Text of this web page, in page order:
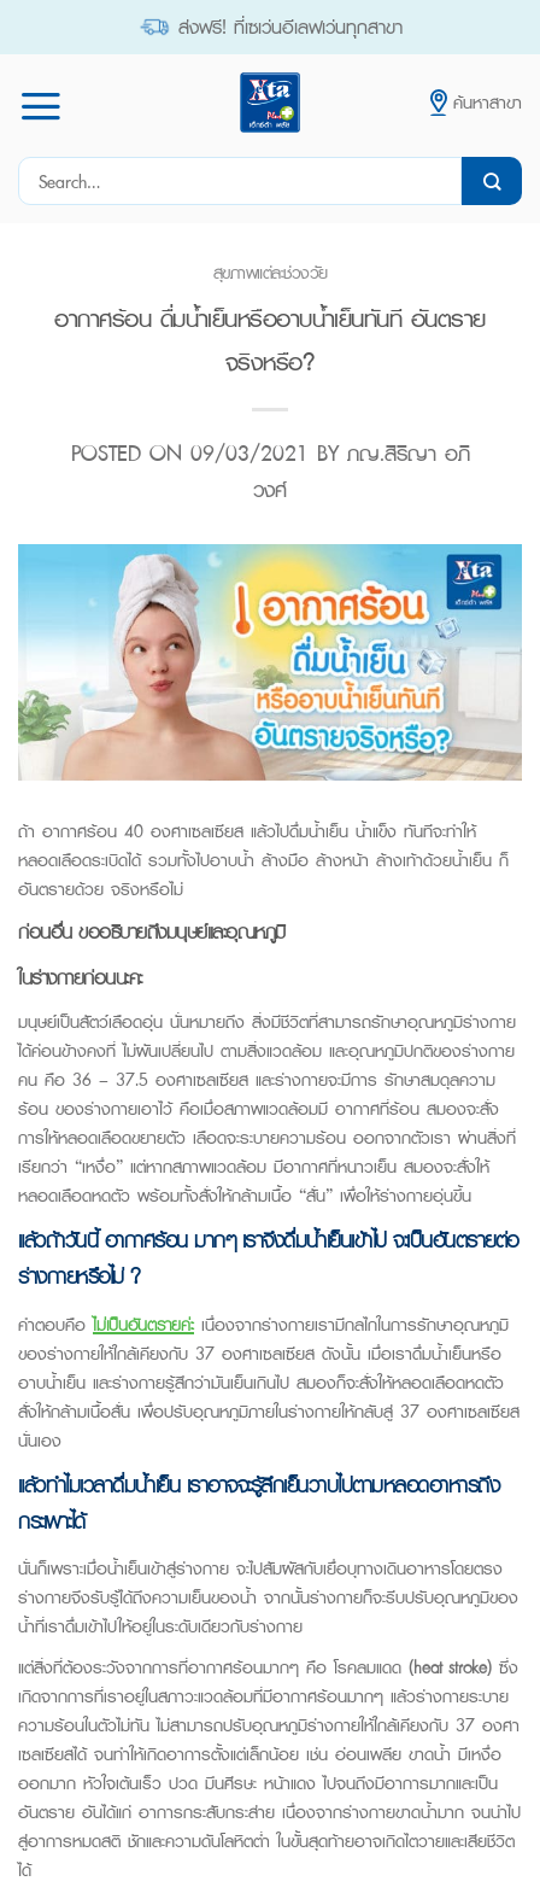
ส่งฟรี! ที่เซเว่นอีเลฟเว่นทุกสาขา
ค้นหาสาขา
Search
สุขภาพแต่ละช่วงวัย
อากาศร้อน ดื่มน้ำเย็นหรืออาบน้ำเย็นทันที อันตราย
จริงหรือ?
POSTED ON 09/03/2021 BYภญ.สิริญา อภิ
วงศ์
ถ้า อากาศร้อน 40 องศาเซลเซียส แล้วไปดื่มน้ำเย็น น้ำแข็ง ทันทีจะทำให้
หลอดเลือดระเบิดได้ รวมทั้งไปอาบน้ำ ล้างมือ ล้างหน้า ล้างเท้าด้วยน้ำเย็น ก็
อันตรายด้วย จริงหรือไม่
ก่อนอื่น ขออธิบายถึงมนุษย์และอุณหภูมิ
ในร่างกายก่อนนะคะ
มนุษย์เป็นสัตว์เลือดอุ่น นั่นหมายถึง สิ่งมีชีวิตที่สามารถรักษาอุณหภูมิร่างกาย
ได้ค่อนข้างคงที่ ไม่ผันเปลี่ยนไป ตามสิ่งแวดล้อม และอุณหภูมิปกติของร่างกาย
คน คือ 36 – 37.5 องศาเซลเซียส และร่างกายจะมีการ รักษาสมดุลความ
ร้อน ของร่างกายเอาไว้ คือเมื่อสภาพแวดล้อมมี อากาศที่ร้อน สมองจะสั่ง
การให้หลอดเลือดขยายตัว เลือดจะระบายความร้อน ออกจากตัวเรา ผ่านสิ่งที่
เรียกว่า “เหงื่อ” แต่หากสภาพแวดล้อม มีอากาศที่หนาวเย็น สมองจะสั่งให้
หลอดเลือดหดตัว พร้อมทั้งสั่งให้กล้ามเนื้อ “สั่น” เพื่อให้ร่างกายอุ่นขึ้น
แล้วถ้าวันนี้ อากาศร้อน มากๆ เราจึงดื่มน้ำเย็นเข้าไป จะเป็นอันตรายต่อ
ร่างกายหรือไม่ ?
คำตอบคือไม่เป็นอันตรายค่ะ เนื่องจากร่างกายเรามีกลไกในการรักษาอุณหภูมิ
ของร่างกายให้ใกล้เคียงกับ 37 องศาเซลเซียส ดังนั้น เมื่อเราดื่มน้ำเย็นหรือ
อาบน้ำเย็น และร่างกายรู้สึกว่ามันเย็นเกินไป สมองก็จะสั่งให้หลอดเลือดหดตัว
สั่งให้กล้ามเนื้อสั่น เพื่อปรับอุณหภูมิภายในร่างกายให้กลับสู่ 37 องศาเซลเซียส
นั่นเอง
แล้วทำไมเวลาดื่มน้ำเย็น เราอาจจะรู้สึกเย็นวาบไปตามหลอดอาหารถึง
กระเพาะได้
นั่นก็เพราะเมื่อน้ำเย็นเข้าสู่ร่างกาย จะไปสัมผัสกับเยื่อบุทางเดินอาหารโดยตรง
ร่างกายจึงรับรู้ได้ถึงความเย็นของน้ำ จากนั้นร่างกายก็จะรีบปรับอุณหภูมิของ
น้ำที่เราดื่มเข้าไปให้อยู่ในระดับเดียวกับร่างกาย
แต่สิ่งที่ต้องระวังจากการที่อากาศร้อนมากๆ คือโรคลมแดด (heat stroke) ซึ่ง
เกิดจากการที่เราอยู่ในสภาวะแวดล้อมที่มีอากาศร้อนมากๆ แล้วร่างกายระบาย
ความร้อนในตัวไม่ทัน ไม่สามารถปรับอุณหภูมิร่างกายให้ใกล้เคียงกับ 37 องศา
เซลเซียสได้ จนทำให้เกิดอาการตั้งแต่เล็กน้อย เช่น อ่อนเพลีย ขาดน้ำ มีเหงื่อ
ออกมาก หัวใจเต้นเร็ว ปวด มึนศีรษะ หน้าแดง ไปจนถึงมีอาการมากและเป็น
อันตราย อันได้แก่ อาการกระสับกระส่าย เนื่องจากร่างกายขาดน้ำมาก จนนำไป
สู่อาการหมดสติ ชักและความดันโลหิตต่ำ ในขั้นสุดท้ายอาจเกิดไตวายและเสียชีวิต
ได้